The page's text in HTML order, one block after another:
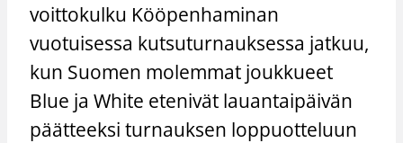
voittokulku Kööpenhaminan
vuotuisessa kutsuturnauksessa jatkuu,
kun Suomen molemmat joukkueet
Blue ja White etenivät lauantaipäivän
päätteeksi turnauksen loppuotteluun